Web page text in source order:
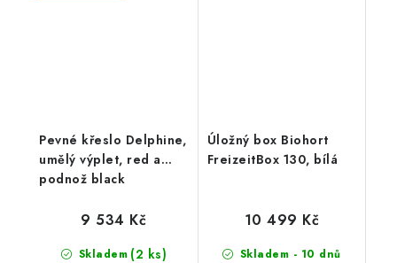
Pevné křeslo Delphine,
umělý výplet, red a
podnož black
Skladem (2 ks)
9 534 Kč
Úložný box Biohort
FreizeitBox 130, bílá
Skladem - 10 dnů
10 499 Kč